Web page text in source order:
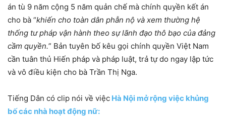
án tù 9 năm cộng 5 năm quản chế mà chính quyền kết án
cho bà “khiến cho toàn dân phẫn nộ và xem thường hệ
thống tư pháp vận hành theo sự lãnh đạo thô bạo của đảng
cầm quyền.” Bản tuyên bố kêu gọi chính quyền Việt Nam
cần tuân thủ Hiến pháp và pháp luật, trả tự do ngay lập tức
và vô điều kiện cho bà Trần Thị Nga.
Tiếng Dân có clip nói về việc Hà Nội mở rộng việc khủng
bố các nhà hoạt động nữ: